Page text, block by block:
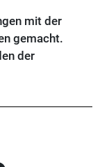
mit der
gemacht.
der